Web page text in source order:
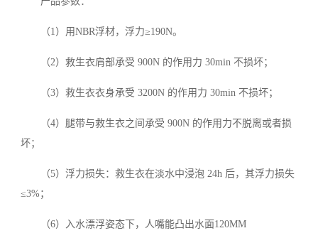
（1）用NBR浮材，浮力≥190N。
（2）救生衣肩部承受 900N 的作用力 30min 不损坏；
（3）救生衣衣身承受 3200N 的作用力 30min 不损坏；
（4）腿带与救生衣之间承受 900N 的作用力不脱离或者损
坏；
（5）浮力损失：救生衣在淡水中浸泡 24h 后，其浮力损失
≤3%；
（6）入水漂浮姿态下，人嘴能凸出水面120MM